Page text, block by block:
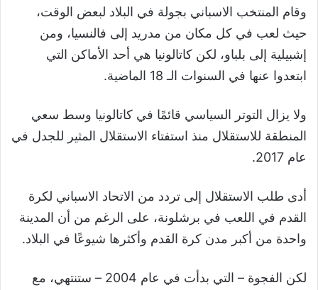
وقام المنتخب الاسباني بجولة في البلاد لبعض الوقت،
حيث لعب في كل مكان من مدريد إلى فالنسيا، ومن
إشبيلية إلى بلباو، لكن كاتالونيا هي أحد الأماكن التي
ابتعدوا عنها في السنوات الـ 18 الماضية.
ولا يزال التوتر السياسي قائمًا في كاتالونيا وسط سعي
المنطقة للاستقلال منذ استفتاء الاستقلال المثير للجدل في
عام 2017.
أدى طلب الاستقلال إلى تردد من الاتحاد الاسباني لكرة
القدم في اللعب في برشلونة، على الرغم من أن المدينة
واحدة من أكبر مدن كرة القدم وأكثرها شيوعًا في البلاد.
لكن الفجوة – التي بدأت في عام 2004 – ستنتهي، مع